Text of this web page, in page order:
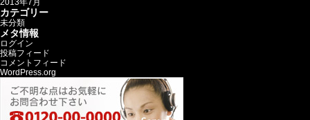
2013年7月
カテゴリー
未分類
メタ情報
ログイン
投稿フィード
コメントフィード
WordPress.org